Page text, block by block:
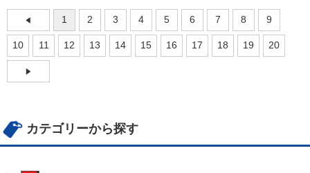
1 2 3 4 5 6 7 8 9
10 11 12 13 14 15 16 17 18 19 20
カテゴリーから探す